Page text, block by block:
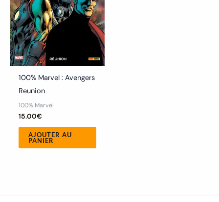
100% Marvel : Avengers
Reunion
100% Marvel
15.00€
AJOUTER AU
PANIER